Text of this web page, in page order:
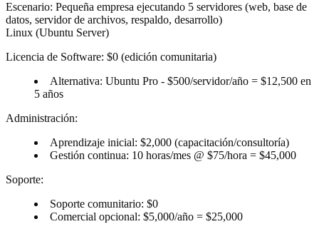
Escenario: Pequeña empresa ejecutando 5 servidores (web, base de
datos, servidor de archivos, respaldo, desarrollo)
Linux (Ubuntu Server)
Licencia de Software: $0 (edición comunitaria)
Alternativa: Ubuntu Pro - $500/servidor/año = $12,500 en
5 años
Administración:
Aprendizaje inicial: $2,000 (capacitación/consultoría)
Gestión continua: 10 horas/mes @ $75/hora = $45,000
Soporte:
Soporte comunitario: $0
Comercial opcional: $5,000/año = $25,000